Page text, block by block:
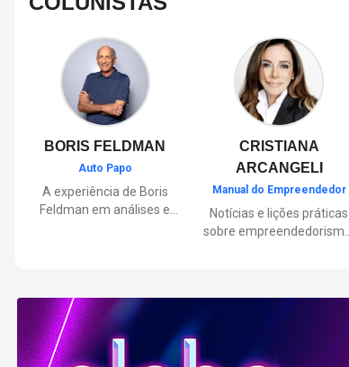
BORIS FELDMAN
Auto Papo
A experiência de Boris
Feldman em análises e
manutenção,
lançamentos, tecnologia e
tudo o que envolve o dia a
dia dos motoristas.
CRISTIANA
ARCANGELI
Manual do Empreendedor
Notícias e lições práticas
sobre empreendedorismo,